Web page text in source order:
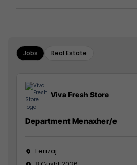
Jobs Real Estate
Viva Fresh Store
Department Menaxher/e
Ferizaj